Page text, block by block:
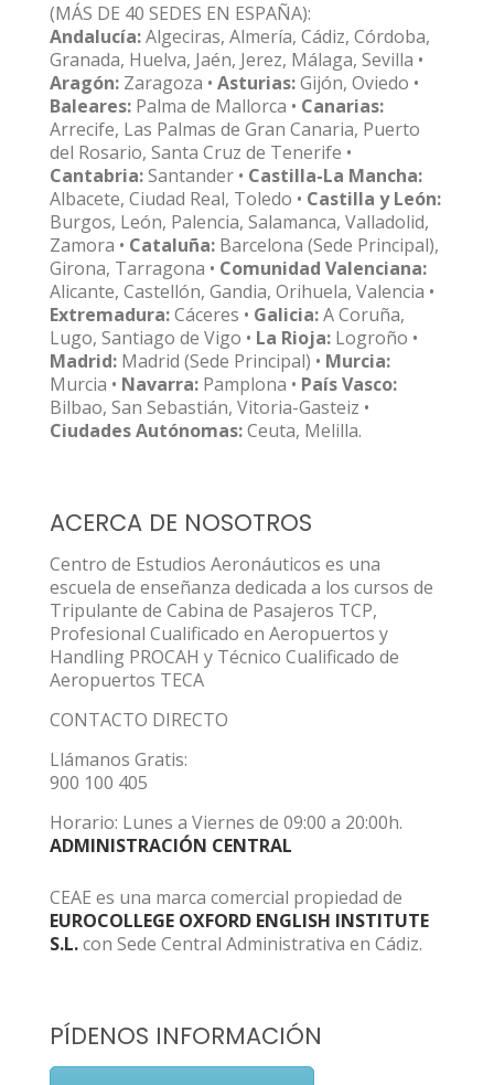
(MÁS DE 40 SEDES EN ESPAÑA):
Andalucía:Algeciras, Almería, Cádiz, Córdoba,
Granada, Huelva, Jaén, Jerez, Málaga, Sevilla •
Aragón: Zaragoza • Asturias:Gijón, Oviedo •
Baleares: Palma de Mallorca • Canarias:
Arrecife, Las Palmas de Gran Canaria, Puerto
del Rosario, Santa Cruz de Tenerife •
Cantabria:Santander • Castilla-La Mancha:
Albacete, Ciudad Real, Toledo • Castilla y León:
Burgos, León, Palencia, Salamanca, Valladolid,
Zamora • Cataluña: Barcelona (Sede Principal),
Girona, Tarragona • Comunidad Valenciana:
Alicante, Castellón, Gandia, Orihuela, Valencia •
Extremadura:Cáceres • Galicia:A Coruña,
Lugo, Santiago de Vigo • La Rioja: Logroño •
Madrid: Madrid (Sede Principal) • Murcia:
Murcia • Navarra: Pamplona • País Vasco:
Bilbao, San Sebastián, Vitoria-Gasteiz •
Ciudades Autónomas:Ceuta, Melilla.
ACERCA DE NOSOTROS
Centro de Estudios Aeronáuticos es una
escuela de enseñanza dedicada a los cursos de
Tripulante de Cabina de Pasajeros TCP,
Profesional Cualificado en Aeropuertos y
Handling PROCAH y Técnico Cualificado de
Aeropuertos TECA
CONTACTO DIRECTO
Llámanos Gratis:
900 100 405
Horario: Lunes a Viernes de 09:00 a 20:00h.
ADMINISTRACIÓN CENTRAL
CEAE es una marca comercial propiedad de
EUROCOLLEGE OXFORD ENGLISH INSTITUTE
S.L.con Sede Central Administrativa en Cádiz.
PÍDENOS INFORMACIÓN